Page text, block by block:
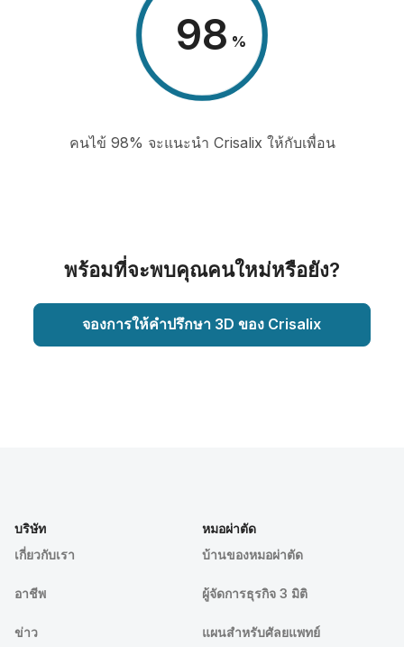
98 %
คนไข้ 98% จะแนะนำ Crisalix ให้กับเพื่อน
พร้อมที่จะพบคุณคนใหม่หรือยัง?
จองการให้คำปรึกษา 3D ของ Crisalix
บริษัท
เกี่ยวกับเรา
อาชีพ
ข่าว
หมอผ่าตัด
บ้านของหมอผ่าตัด
ผู้จัดการธุรกิจ 3 มิติ
แผนสำหรับศัลยแพทย์